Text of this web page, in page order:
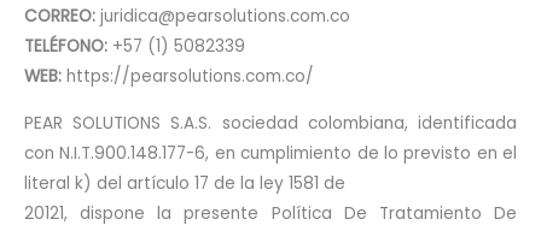
CORREO: juridica@pearsolutions.com.co
TELÉFONO: +57 (1) 5082339
WEB: https://pearsolutions.com.co/
PEAR SOLUTIONS S.A.S. sociedad colombiana, identificada
con N.I.T.900.148.177-6, en cumplimiento de lo previsto en el
literal k) del artículo 17 de la ley 1581 de
20121, dispone la presente Política De Tratamiento De